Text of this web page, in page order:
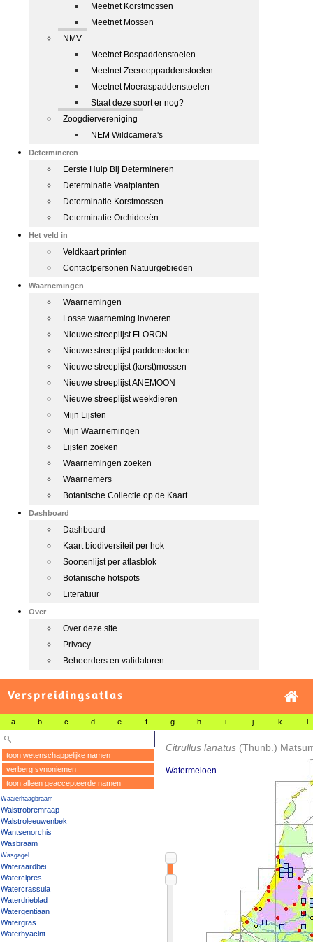
Meetnet Korstmossen
Meetnet Mossen
NMV
Meetnet Bospaddenstoelen
Meetnet Zeereeppaddenstoelen
Meetnet Moeraspaddenstoelen
Staat deze soort er nog?
Zoogdiervereniging
NEM Wildcamera's
Determineren
Eerste Hulp Bij Determineren
Determinatie Vaatplanten
Determinatie Korstmossen
Determinatie Orchideeën
Het veld in
Veldkaart printen
Contactpersonen Natuurgebieden
Waarnemingen
Waarnemingen
Losse waarneming invoeren
Nieuwe streeplijst FLORON
Nieuwe streeplijst paddenstoelen
Nieuwe streeplijst (korst)mossen
Nieuwe streeplijst ANEMOON
Nieuwe streeplijst weekdieren
Mijn Lijsten
Mijn Waarnemingen
Lijsten zoeken
Waarnemingen zoeken
Waarnemers
Botanische Collectie op de Kaart
Dashboard
Dashboard
Kaart biodiversiteit per hok
Soortenlijst per atlasblok
Botanische hotspots
Literatuur
Over
Over deze site
Privacy
Beheerders en validatoren
Verspreidingsatlas
a b c d e f g h i j k l
toon wetenschappelijke namen
verberg synoniemen
toon alleen geaccepteerde namen
Waaierhaagbraam
Walstrobremraap
Walstroleeuwenbek
Wantsenorchis
Wasbraam
Wasgagel
Wateraardbei
Watercipres
Watercrassula
Waterdrieblad
Watergentiaan
Watergras
Waterhyacint
Citrullus lanatus (Thunb.)
Watermeloen